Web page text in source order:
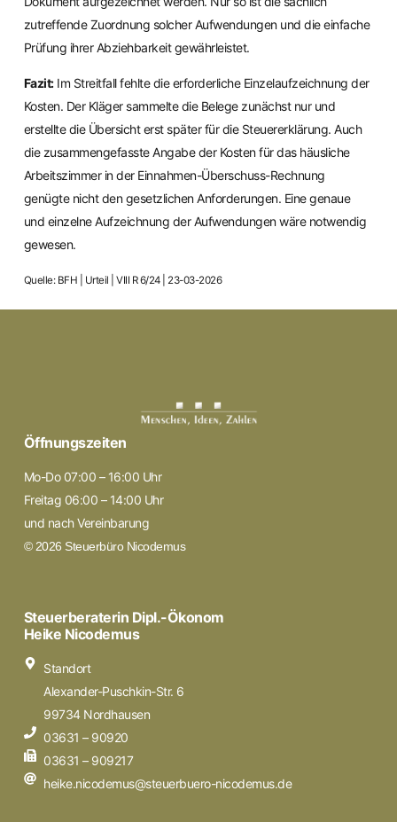
zutreffende Zuordnung solcher Aufwendungen und die einfache
Prüfung ihrer Abziehbarkeit gewährleistet.
Fazit:Im Streitfall fehlte die erforderliche Einzelaufzeichnung der
Kosten. Der Kläger sammelte die Belege zunächst nur und
erstellte die Übersicht erst später für die Steuererklärung. Auch
die zusammengefasste Angabe der Kosten für das häusliche
Arbeitszimmer in der Einnahmen-Überschuss-Rechnung
genügte nicht den gesetzlichen Anforderungen. Eine genaue
und einzelne Aufzeichnung der Aufwendungen wäre notwendig
gewesen.
Quelle: BFH | Urteil | VIII R 6/24 | 23-03-2026
Öffnungszeiten
Mo-Do 07:00 – 16:00 Uhr
Freitag 06:00 – 14:00 Uhr
und nach Vereinbarung
© 2026 Steuerbüro Nicodemus
Steuerberaterin Dipl.-Ökonom
Heike Nicodemus
Standort
Alexander-Puschkin-Str. 6
99734 Nordhausen
03631 – 90920
03631 – 909217
heike.nicodemus@steuerbuero-nicodemus.de